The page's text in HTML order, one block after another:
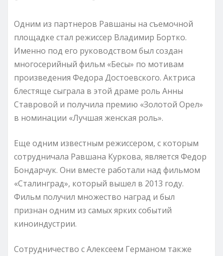
Одним из партнеров Равшаны на съемочной
площадке стал режиссер Владимир Бортко.
Именно под его руководством был создан
многосерийный фильм «Бесы» по мотивам
произведения Федора Достоевского. Актриса
блестяще сыграла в этой драме роль Анны
Ставровой и получила премию «Золотой Орел»
в номинации «Лучшая женская роль».
Еще одним известным режиссером, с которым
сотрудничала Равшана Куркова, является Федор
Бондарчук. Они вместе работали над фильмом
«Сталинград», который вышел в 2013 году.
Фильм получил множество наград и был
признан одним из самых ярких событий
киноиндустрии.
Сотрудничество с Алексеем Германом также